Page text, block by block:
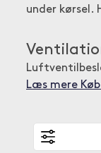
under kørsel.
Læs mere